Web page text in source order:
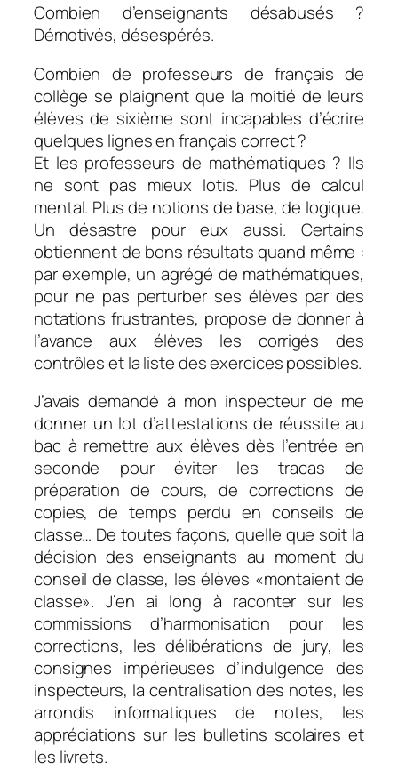
Combien d’enseignants désabusés ?
Démotivés, désespérés.
Combien de professeurs de français de
collège se plaignent que la moitié de leurs
élèves de sixième sont incapables d’écrire
quelques lignes en français correct ?
Et les professeurs de mathématiques ? Ils
ne sont pas mieux lotis. Plus de calcul
mental. Plus de notions de base, de logique.
Un désastre pour eux aussi. Certains
obtiennent de bons résultats quand même :
par exemple, un agrégé de mathématiques,
pour ne pas perturber ses élèves par des
notations frustrantes, propose de donner à
l’avance aux élèves les corrigés des
contrôles et la liste des exercices possibles.
J’avais demandé à mon inspecteur de me
donner un lot d’attestations de réussite au
bac à remettre aux élèves dès l’entrée en
seconde pour éviter les tracas de
préparation de cours, de corrections de
copies, de temps perdu en conseils de
classe… De toutes façons, quelle que soit la
décision des enseignants au moment du
conseil de classe, les élèves «montaient de
classe». J’en ai long à raconter sur les
commissions d’harmonisation pour les
corrections, les délibérations de jury, les
consignes impérieuses d’indulgence des
inspecteurs, la centralisation des notes, les
arrondis informatiques de notes, les
appréciations sur les bulletins scolaires et
les livrets.